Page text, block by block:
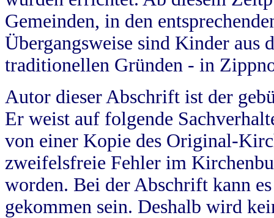
Gemeinden, in den
Übergangsweise sind Kinder aus
traditionellen Gründen - in
Autor dieser Abschrift ist der
Er weist auf folgende
von einer Kopie des Original-
zweifelsfreie Fehler im
worden. Bei der Abschrift kann
gekommen sein. Deshalb wird